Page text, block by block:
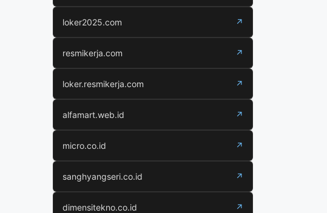
loker2025.com ↗
resmikerja.com ↗
loker.resmikerja.com ↗
alfamart.web.id ↗
micro.co.id ↗
sanghyangseri.co.id ↗
dimensitekno.co.id ↗